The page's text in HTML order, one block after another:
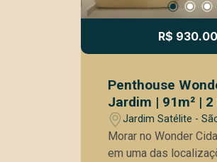
Espaço juvenil; -
conforto,
em contato e agenda
R$
Penthouse
Jardim | 91m² |
sendo 1 suíte |
Planejados |
Shopping Vale
Jardim Satélite -
Campos/SP
Morar no Wonder
em uma das